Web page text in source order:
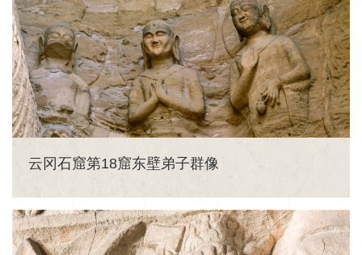
云冈石窟第18窟东壁弟子群像